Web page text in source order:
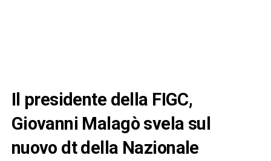
Il presidente della FIGC,
Giovanni Malagò svela sul
nuovo dt della Nazionale